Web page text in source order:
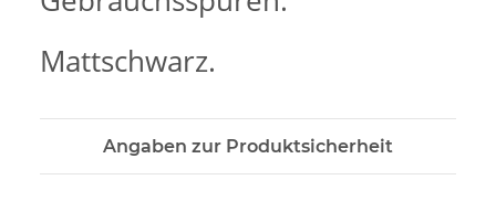
Mattschwarz.
Angaben zur Produktsicherheit